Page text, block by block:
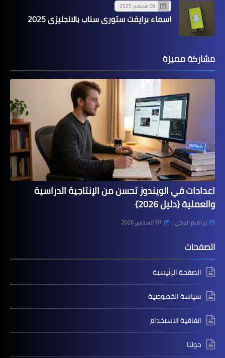
26 سبتمبر 2025
اسماء برايفت ستوري سناب بالانجليزي 2025
مشاركة مميزة
اعدادات في الويندوز تحسن من الإنتاجية الدراسية
والعملية {دليل 2026}
إبراهيم التركي 07 أغسطس 2026
الصفحات
الصفحة الرئيسية
سياسة الخصوصية
اتفاقية الاستخدام
حولنا